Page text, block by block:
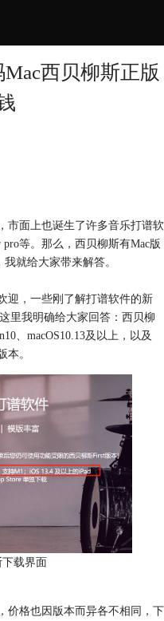
西贝柳斯正版
市面上也诞生了许多音乐打谱软
等。那么，西贝柳斯有Mac版
就给大家带来解答。
迎，一些刚了解打谱软件的新
里我明确给大家回答：西贝柳
、macOS10.13及以上，以及
本。
下载界面
价格也因版本而异各不相同，下